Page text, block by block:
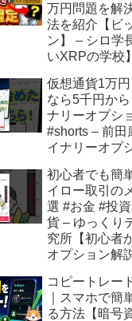
万円問題を解
法を紹介【ビ
ン】 – シロ学
いXRPの学校】
仮想通貨1万
なら5千円か
ナリーオプシ
#shorts – 前田
イナリーオプ
初心者でも簡
イロー取引の
選 #お金 #投
貨 – ゆっくり
究所【初心者
オプション解
コピートレー
｜スマホで簡
る方法【暗号